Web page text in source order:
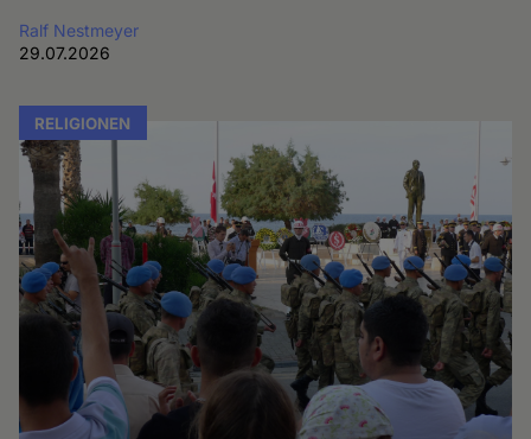
Ralf Nestmeyer
29.07.2026
RELIGIONEN